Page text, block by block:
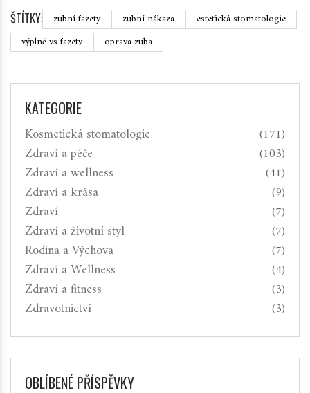
ŠTÍTKY: zubní fazety zubní nákaza
estetická stomatologie
výplně vs fazety
oprava zuba
KATEGORIE
Kosmetická stomatologie (171)
Zdraví a péče (103)
Zdraví a wellness (41)
Zdraví a krása (9)
Zdraví (7)
Zdraví a životní styl (7)
Rodina a Výchova (7)
Zdraví a Wellness (4)
Zdraví a fitness (3)
Zdravotnictví (3)
OBLÍBENÉ PŘÍSPĚVKY